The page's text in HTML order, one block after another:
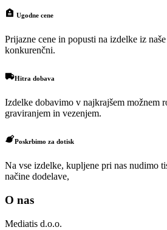
Ugodne cene
Prijazne cene in popusti na izdelke iz
konkurenčni.
Hitra dobava
Izdelke dobavimo v najkrajšem možnem
graviranjem in vezenjem.
Poskrbimo za dotisk
Na vse izdelke, kupljene pri nas nudimo
načine dodelave,
O nas
Mediatis d.o.o.